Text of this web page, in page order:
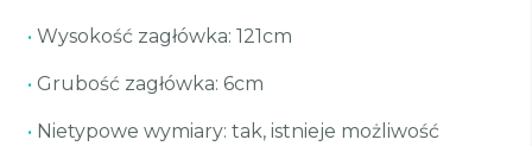
• Wysokość zagłówka: 121cm
• Grubość zagłówka: 6cm
• Nietypowe wymiary: tak, istnieje możliwość